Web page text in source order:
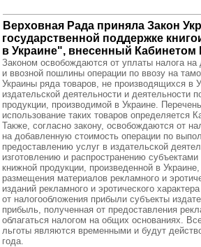
Верховная Рада приняла Закон
государственной поддержке
в Украине", внесенный Кабинетом
Законом освобождаются от уплаты налога на
и ввозной пошлины операции по ввозу на
Украины ряда товаров, не производящихся в
издательской деятельности и деятельности
продукции, производимой в Украине.
использование таких товаров определяется
Также, согласно закону, освобождаются от
на добавленную стоимость операции по
предоставлению услуг в издательской
изготовлению и распространению
книжной продукции, произведенной в
размещения материалов рекламного и
изданий рекламного и эротического
от налогообложения прибыли субъекты
прибыль, полученная от предоставления
облагаться налогом на общих основаниях.
льготы являются временными и будут
года.